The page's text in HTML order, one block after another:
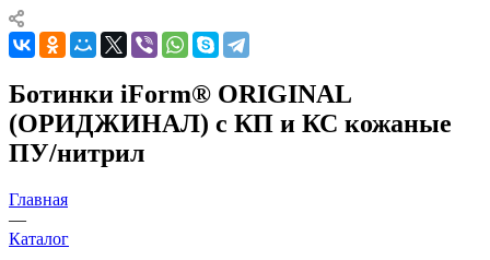
Ботинки iForm® ORIGINAL
(ОРИДЖИНАЛ) с КП и КС кожаные
ПУ/нитрил
Главная
—
Каталог